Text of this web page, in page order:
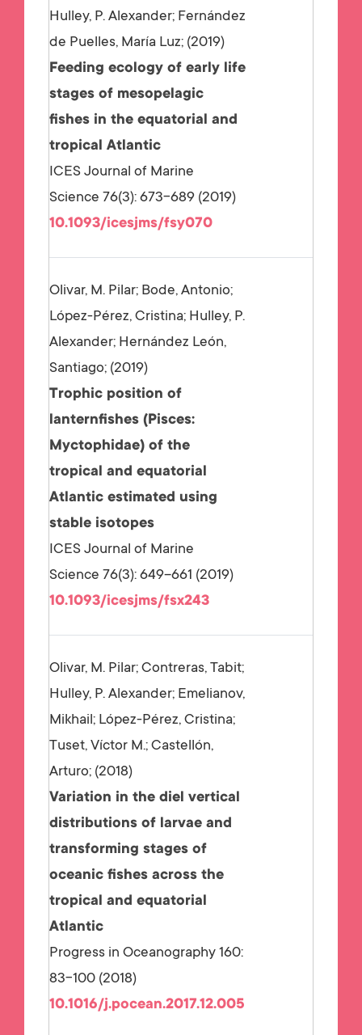
Hulley, P. Alexander; Fernández
de Puelles, María Luz; 2019
Feeding ecology of early life
stages of mesopelagic
fishes in the equatorial and
tropical Atlantic
ICES Journal of Marine
Science 76(3): 673-689 (2019)
10.1093/icesjms/fsy070
Olivar, M. Pilar; Bode, Antonio;
López-Pérez, Cristina; Hulley, P.
Alexander; Hernández León,
Santiago; 2019
Trophic position of
lanternfishes (Pisces:
Myctophidae) of the
tropical and equatorial
Atlantic estimated using
stable isotopes
ICES Journal of Marine
Science 76(3): 649–661 (2019)
10.1093/icesjms/fsx243
Olivar, M. Pilar; Contreras, Tabit;
Hulley, P. Alexander; Emelianov,
Mikhail; López-Pérez, Cristina;
Tuset, Víctor M.; Castellón,
Arturo; 2018
Variation in the diel vertical
distributions of larvae and
transforming stages of
oceanic fishes across the
tropical and equatorial
Atlantic
Progress in Oceanography 160:
83-100 (2018)
10.1016/j.pocean.2017.12.005